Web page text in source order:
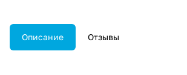
Описание Отзывы